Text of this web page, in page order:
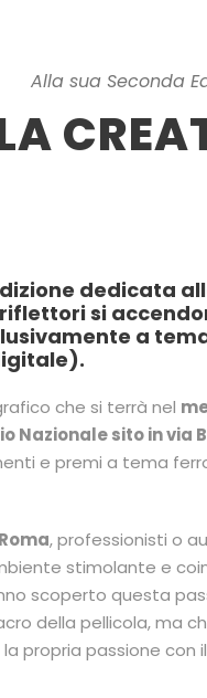
Alla sua Seconda
dedicata
riflettori si
a
che si terrà nel
Nazionale sito in via
e premi a tema
, professionisti o
stimolante e
scoperto questa
della pellicola, ma
propria passione con